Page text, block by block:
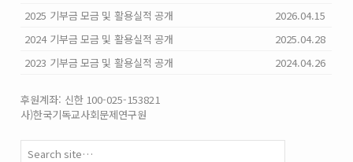
2025 기부금 모금 및 활용실적 공개
2026.04.15
2024 기부금 모금 및 활용실적 공개
2025.04.28
2023 기부금 모금 및 활용실적 공개
2024.04.26
후원계좌: 신한 100-025-153821
사)한국기독교사회문제연구원